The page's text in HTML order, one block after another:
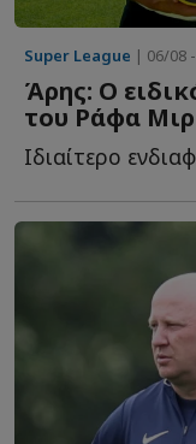
Super League | 06/08
Άρης: Ο
του Ράφα Μιρ